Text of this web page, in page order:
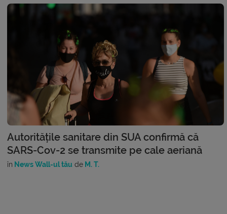
Autoritățile sanitare din SUA confirmă că
SARS-Cov-2 se transmite pe cale aeriană
în News Wall-ul tău de M. T.